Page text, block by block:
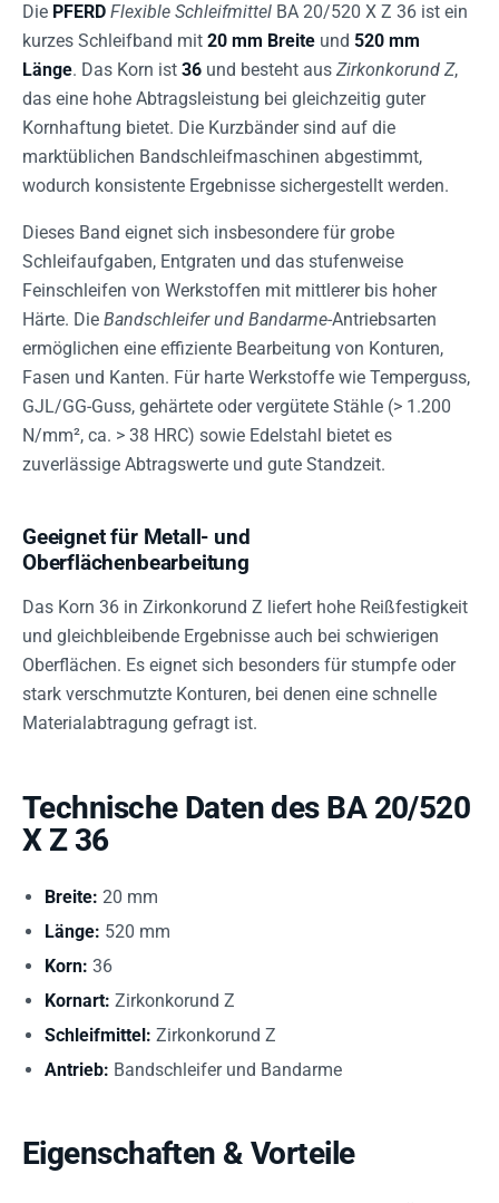
Die PFERD Flexible Schleifmittel BA 20/520 X Z 36 ist ein
kurzes Schleifband mit 20 mm Breite und 520 mm
Länge. Das Korn ist 36 und besteht aus Zirkonkorund Z,
das eine hohe Abtragsleistung bei gleichzeitig guter
Kornhaftung bietet. Die Kurzbänder sind auf die
marktüblichen Bandschleifmaschinen abgestimmt,
wodurch konsistente Ergebnisse sichergestellt werden.
Dieses Band eignet sich insbesondere für grobe
Schleifaufgaben, Entgraten und das stufenweise
Feinschleifen von Werkstoffen mit mittlerer bis hoher
Härte. Die Bandschleifer und Bandarme-Antriebsarten
ermöglichen eine effiziente Bearbeitung von Konturen,
Fasen und Kanten. Für harte Werkstoffe wie Temperguss,
GJL/GG-Guss, gehärtete oder vergütete Stähle (> 1.200
N/mm², ca. > 38 HRC) sowie Edelstahl bietet es
zuverlässige Abtragswerte und gute Standzeit.
Geeignet für Metall- und
Oberflächenbearbeitung
Das Korn 36 in Zirkonkorund Z liefert hohe Reißfestigkeit
und gleichbleibende Ergebnisse auch bei schwierigen
Oberflächen. Es eignet sich besonders für stumpfe oder
stark verschmutzte Konturen, bei denen eine schnelle
Materialabtragung gefragt ist.
Technische Daten des BA 20/520
X Z 36
Breite: 20 mm
Länge: 520 mm
Korn: 36
Kornart: Zirkonkorund Z
Schleifmittel: Zirkonkorund Z
Antrieb: Bandschleifer und Bandarme
Eigenschaften & Vorteile